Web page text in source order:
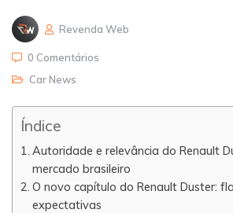
Revenda Web
0 Comentários
Car News
Índice
Autoridade e relevância do Renault
mercado brasileiro
O novo capítulo do Renault Duster:
expectativas